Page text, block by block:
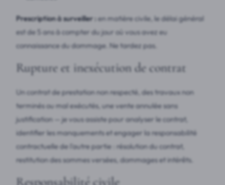
Prescription à surveiller : en matière civile, le délai général
est de 5 ans à compter du jour où vous avez eu
connaissance du dommage. Ne tardez pas.
Rupture et inexécution de contrat
Un contrat de prestation non respecté, des travaux non
terminés ou mal exécutés, une vente annulée sans
justification — je vous assiste pour analyser le contrat,
identifier les manquements et engager la responsabilité
contractuelle de l'autre partie : résolution du contrat,
restitution des sommes versées, dommages et intérêts.